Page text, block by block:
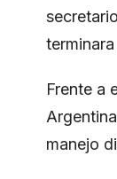
Frente a
manejo